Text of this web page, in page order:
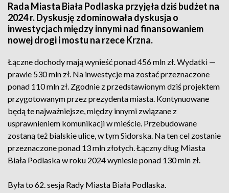
Rada Miasta Biała Podlaska przyjęła dziś budżet na
2024 r. Dyskusję zdominowała dyskusja o
inwestycjach między innymi nad finansowaniem
nowej drogi i mostu na rzece Krzna.
Łączne dochody mają wynieść ponad 456 mln zł. Wydatki —
prawie 530 mln zł. Na inwestycje ma zostać przeznaczone
ponad 110 mln zł. Zgodnie z przedstawionym dziś projektem
przygotowanym przez prezydenta miasta. Kontynuowane
będą te najważniejsze, między innymi związane z
usprawnieniem komunikacji w mieście. Przebudowane
zostaną też bialskie ulice, w tym Sidorska. Na ten cel zostanie
przeznaczone ponad 13 mln złotych. Łączny dług Miasta
Biała Podlaska w roku 2024 wyniesie ponad 130 mln zł.
Była to 62. sesja Rady Miasta Biała Podlaska.